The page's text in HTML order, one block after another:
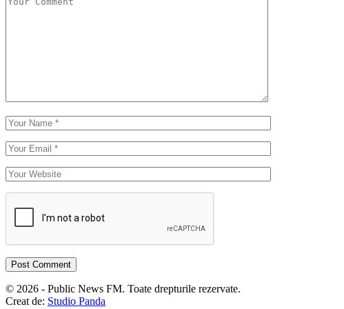
© 2026 - Public News FM. Toate drepturile rezervate.
Creat de: Studio Panda